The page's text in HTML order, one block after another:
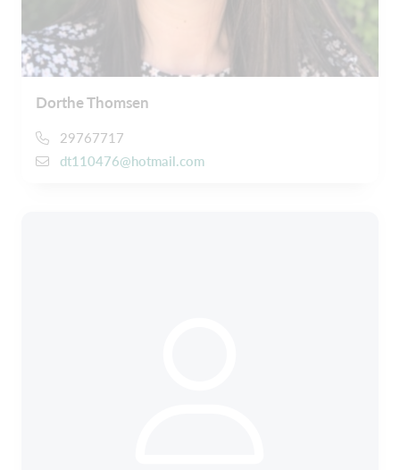
Dorthe Thomsen
29767717
dt110476@hotmail.com